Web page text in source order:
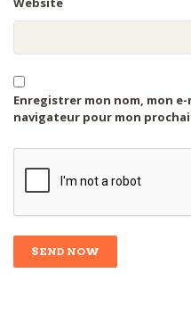
Enregistrer mon nom, mon
navigateur pour mon